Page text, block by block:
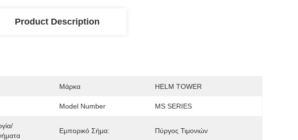
Product Description
Μάρκα HELM TOWER
Model Number MS SERIES
Εμπορικό Σήμα: Πύργος Τιμονιών